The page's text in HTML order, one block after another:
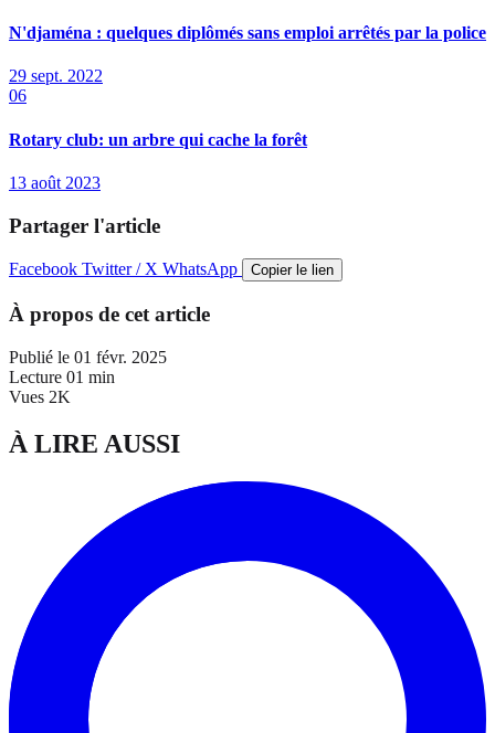
N'djaména : quelques diplômés sans emploi arrêtés par la police
29 sept. 2022
06
Rotary club: un arbre qui cache la forêt
13 août 2023
Partager l'article
Facebook Twitter / X WhatsApp Copier le lien
À propos de cet article
Publié le 01 févr. 2025
Lecture 01 min
Vues 2K
À LIRE AUSSI